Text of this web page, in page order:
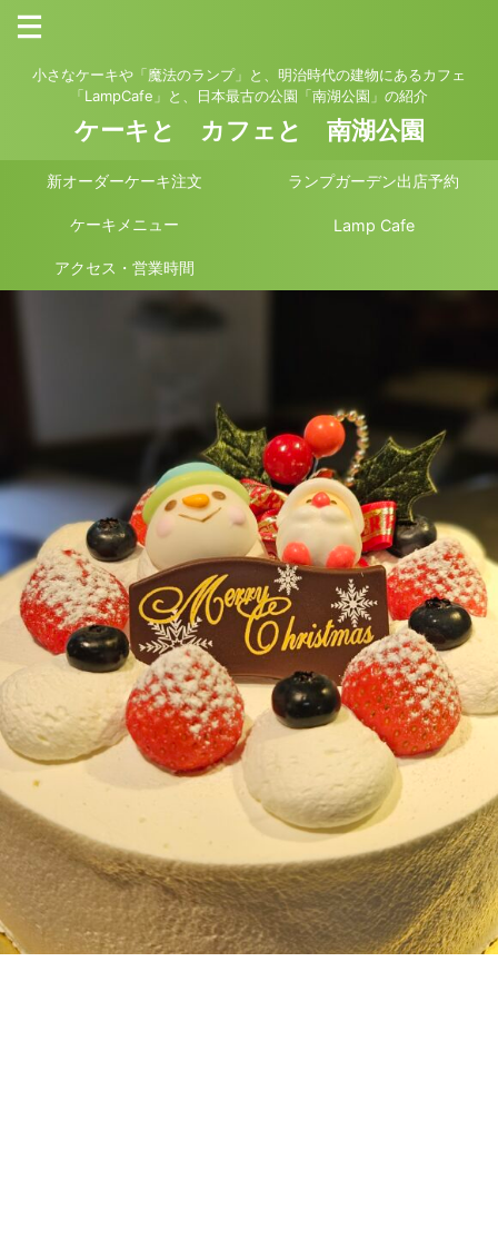
小さなケーキや「魔法のランプ」と、明治時代の建物にあるカフェ
「LampCafe」と、日本最古の公園「南湖公園」の紹介
ケーキと カフェと 南湖公園
新オーダーケーキ注文 ランプガーデン出店予約
ケーキメニュー Lamp Cafe
アクセス・営業時間